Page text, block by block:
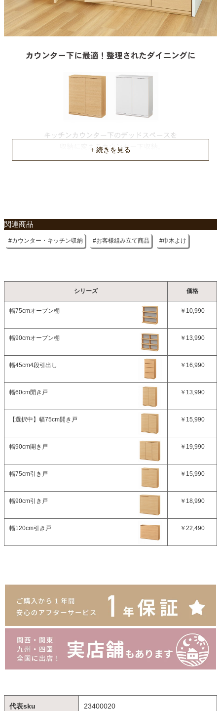
梱包サイズ
約86ｘ41.3ｘ20.9(cm)
約21.4kg
組立説明書(PDF)
関連商品
カウンター・キッチン収納 お客様組み立て商品 巾木よけ
シリーズ 価格
幅75cmオープン棚 ￥10,990
幅90cmオープン棚 ￥13,990
幅45cm4段引出し ￥16,990
幅60cm開き戸 ￥13,990
【選択中】 幅75cm開き戸 ￥15,990
幅90cm開き戸 ￥19,990
幅75cm引き戸 ￥15,990
幅90cm引き戸 ￥18,990
幅120cm引き戸 ￥22,490
代表sku 23400020